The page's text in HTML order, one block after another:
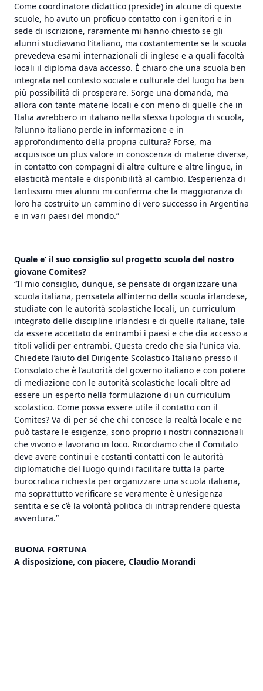
Come coordinatore didattico (preside) in alcune di queste
scuole, ho avuto un proficuo contatto con i genitori e in
sede di iscrizione, raramente mi hanno chiesto se gli
alunni studiavano l’italiano, ma costantemente se la scuola
prevedeva esami internazionali di inglese e a quali facoltà
locali il diploma dava accesso. È chiaro che una scuola ben
integrata nel contesto sociale e culturale del luogo ha ben
più possibilità di prosperare. Sorge una domanda, ma
allora con tante materie locali e con meno di quelle che in
Italia avrebbero in italiano nella stessa tipologia di scuola,
l’alunno italiano perde in informazione e in
approfondimento della propria cultura? Forse, ma
acquisisce un plus valore in conoscenza di materie diverse,
in contatto con compagni di altre culture e altre lingue, in
elasticità mentale e disponibilità al cambio. L’esperienza di
tantissimi miei alunni mi conferma che la maggioranza di
loro ha costruito un cammino di vero successo in Argentina
e in vari paesi del mondo.”
Quale e’ il suo consiglio sul progetto scuola del nostro
giovane Comites?
“Il mio consiglio, dunque, se pensate di organizzare una
scuola italiana, pensatela all’interno della scuola irlandese,
studiate con le autorità scolastiche locali, un curriculum
integrato delle discipline irlandesi e di quelle italiane, tale
da essere accettato da entrambi i paesi e che dia accesso a
titoli validi per entrambi. Questa credo che sia l’unica via.
Chiedete l’aiuto del Dirigente Scolastico Italiano presso il
Consolato che è l’autorità del governo italiano e con potere
di mediazione con le autorità scolastiche locali oltre ad
essere un esperto nella formulazione di un curriculum
scolastico. Come possa essere utile il contatto con il
Comites? Va di per sé che chi conosce la realtà locale e ne
può tastare le esigenze, sono proprio i nostri connazionali
che vivono e lavorano in loco. Ricordiamo che il Comitato
deve avere continui e costanti contatti con le autorità
diplomatiche del luogo quindi facilitare tutta la parte
burocratica richiesta per organizzare una scuola italiana,
ma soprattutto verificare se veramente è un’esigenza
sentita e se c’è la volontà politica di intraprendere questa
avventura.”
BUONA FORTUNA
A disposizione, con piacere, Claudio Morandi